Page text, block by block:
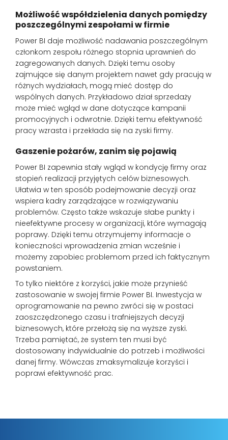
Możliwość współdzielenia danych pomiędzy
poszczególnymi zespołami w firmie
Power BI daje możliwość nadawania poszczególnym
członkom zespołu różnego stopnia uprawnień do
zagregowanych danych. Dzięki temu osoby
zajmujące się danym projektem nawet gdy pracują w
różnych wydziałach, mogą mieć dostęp do
wspólnych danych. Przykładowo dział sprzedaży
może mieć wgląd w dane dotyczące kampanii
promocyjnych i odwrotnie. Dzięki temu efektywność
pracy wzrasta i przekłada się na zyski firmy.
Gaszenie pożarów, zanim się pojawią
Power BI zapewnia stały wgląd w kondycję firmy oraz
stopień realizacji przyjętych celów biznesowych.
Ułatwia w ten sposób podejmowanie decyzji oraz
wspiera kadry zarządzające w rozwiązywaniu
problemów. Często także wskazuje słabe punkty i
nieefektywne procesy w organizacji, które wymagają
poprawy. Dzięki temu otrzymujemy informacje o
konieczności wprowadzenia zmian wcześnie i
możemy zapobiec problemom przed ich faktycznym
powstaniem.
To tylko niektóre z korzyści, jakie może przynieść
zastosowanie w swojej firmie Power BI. Inwestycja w
oprogramowanie na pewno zwróci się w postaci
zaoszczędzonego czasu i trafniejszych decyzji
biznesowych, które przełożą się na wyższe zyski.
Trzeba pamiętać, że system ten musi być
dostosowany indywidualnie do potrzeb i możliwości
danej firmy. Wówczas zmaksymalizuje korzyści i
poprawi efektywność prac.